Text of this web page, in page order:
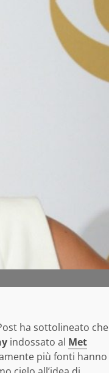
ha sottolineato che
indossato al Met
più fonti hanno